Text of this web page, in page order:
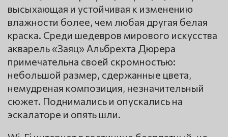
высыхающая и устойчивая к изменению
влажности более, чем любая другая белая
краска. Среди шедевров мирового искусства
акварель «Заяц» Альбрехта Дюрера
примечательна своей скромностью:
небольшой размер, сдержанные цвета,
немудреная композиция, незначительный
сюжет. Поднимались и опускались на
эскалаторе и опять шли.